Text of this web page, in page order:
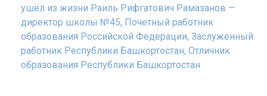
ушёл из жизни Раиль Рифгатович Рамазанов —
директор школы №45, Почетный работник
образования Российской Федерации, Заслуженный
работник Республики Башкортостан, Отличник
образования Республики Башкортостан